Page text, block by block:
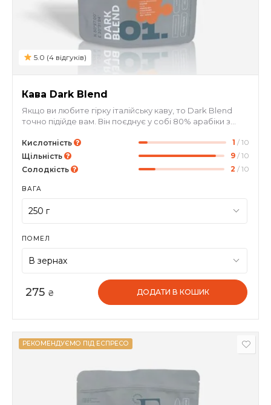
5.0 (4 відгуків)
Кава Dark Blend
Якщо ви любите гірку італійську каву, то Dark Blend
точно підійде вам. Він поєднує у собі 80% арабіки з
вирізняється насиченим смаком кави без нав'язливої
кислотності, що робить її ідеальним вибором для
любителів гіркої кави з щільним та насиченим тілом. У
смаку ви відчуєте насичений шоколад, який
переплітається з виразними нотками горіхової пасти.
Кислотність 1 / 10
Щільність
9 / 10
Солодкість
2 / 10
ВАГА
ПОМЕЛ
275 ₴ ДОДАТИ В КОШИК
РЕКОМЕНДУЄМО ПІД ЕСПРЕСО